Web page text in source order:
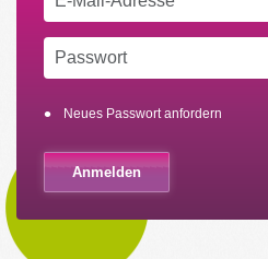
Neues Passwort anfordern